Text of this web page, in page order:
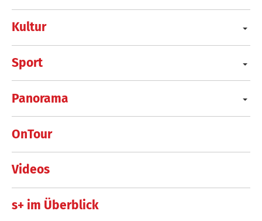
Kultur
Sport
Panorama
OnTour
Videos
s+ im Überblick